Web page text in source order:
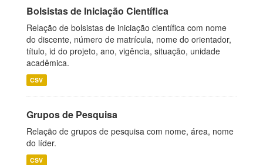
Bolsistas de Iniciação Científica
Relação de bolsistas de iniciação científica com nome
do discente, número de matrícula, nome do orientador,
título, id do projeto, ano, vigência, situação, unidade
acadêmica.
CSV
Grupos de Pesquisa
Relação de grupos de pesquisa com nome, área, nome
do líder.
CSV